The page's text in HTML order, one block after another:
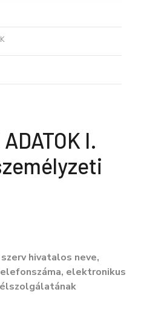
I.
hivatalos neve,
elektronikus